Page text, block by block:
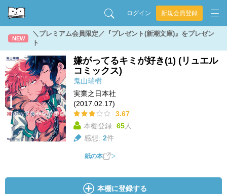
ログイン 新規会員登録
NEW
＼プレミアム会員限定／『プレゼント(新潮文庫)』をプレゼン
ト
嫌がってるキミが好き(1) (リュエル
コミックス)
鬼山瑞樹
実業之日本社
(2017.02.17)
3.67
本棚登録: 65人
感想: 2件
紙の本
本棚に登録する